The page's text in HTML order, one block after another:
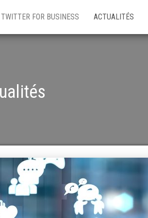
TWITTER FOR BUSINESS ACTUALITÉS